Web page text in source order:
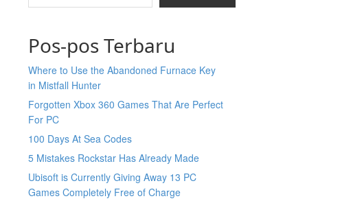
Pos-pos Terbaru
Where to Use the Abandoned Furnace Key
in Mistfall Hunter
Forgotten Xbox 360 Games That Are Perfect
For PC
100 Days At Sea Codes
5 Mistakes Rockstar Has Already Made
Ubisoft is Currently Giving Away 13 PC
Games Completely Free of Charge